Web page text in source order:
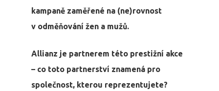
kampaně zaměřené na (ne)rovnost
v odměňování žen a mužů.
Allianz je partnerem této prestižní akce
– co toto partnerství znamená pro
společnost, kterou reprezentujete?